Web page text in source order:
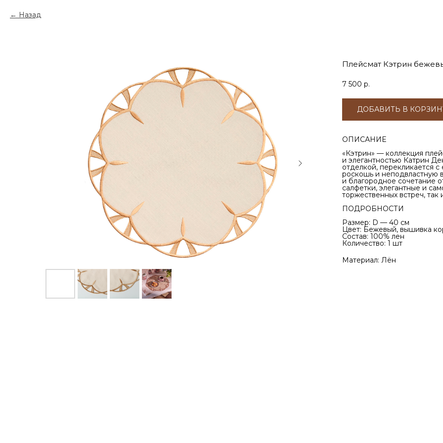
Назад
Плейсмат Кэтрин
7 500 р.
ДОБАВИТЬ В
ОПИСАНИЕ
«Кэтрин» — коллекция
и элегантностью Катрин
отделкой, перекликается
роскошь и неподвластную
и благородное сочетание
салфетки, элегантные и
торжественных встреч,
ПОДРОБНОСТИ
Размер: D — 40 см
Цвет: Бежевый, вышивка
Состав: 100% лен
Количество: 1 шт
Материал: Лён